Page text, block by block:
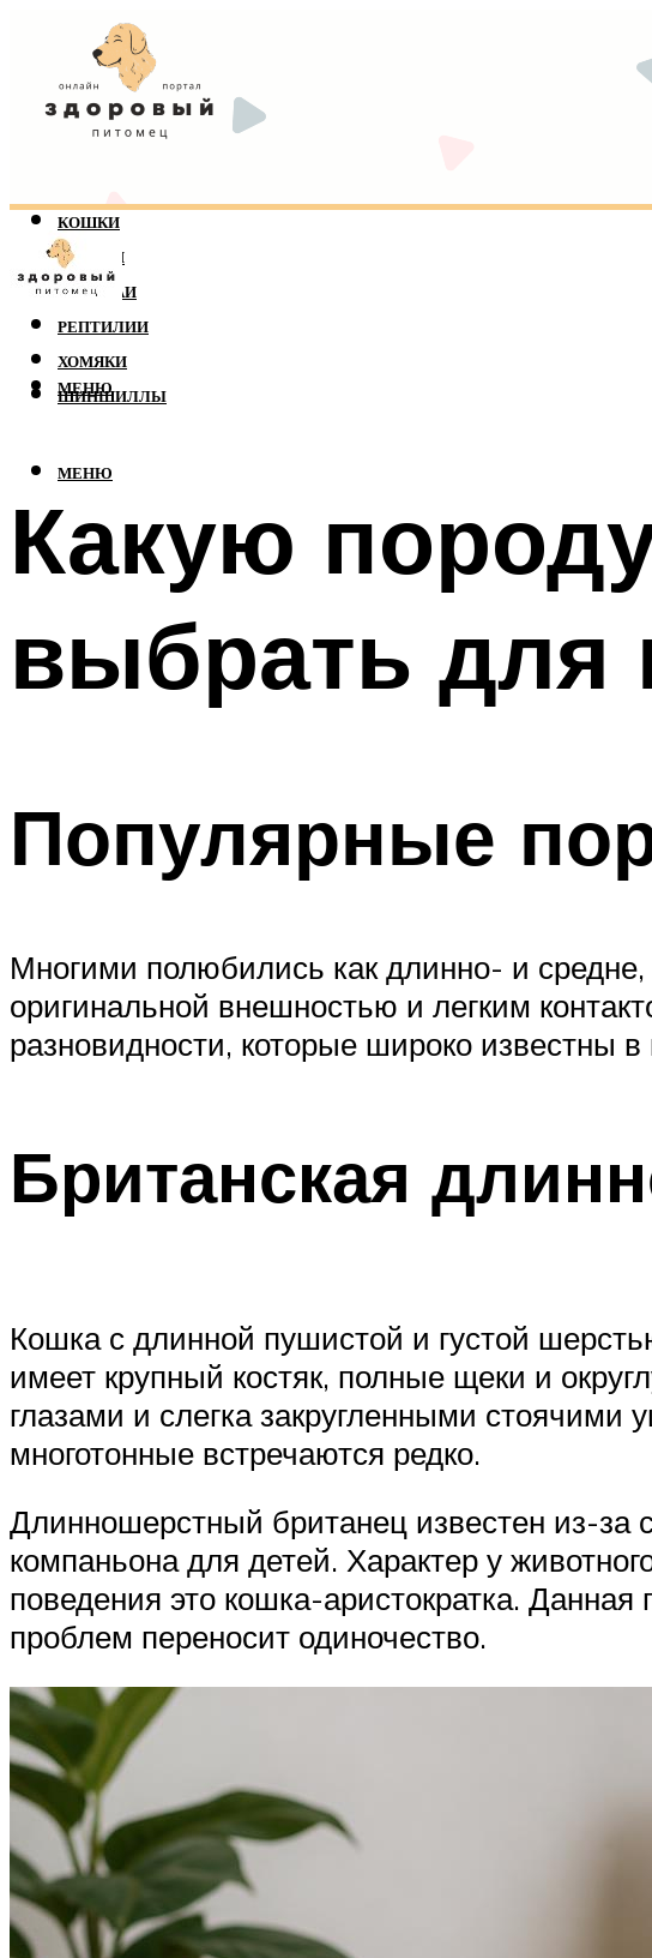
КОШКИ
СОБАКИ
ПОПУГАИ
РЕПТИЛИИ
ХОМЯКИ
ШИНШИЛЛЫ
МЕНЮ
МЕНЮ
Какую
выбрать для
Популярные
Многими полюбились как длинно- и
оригинальной внешностью и легким
разновидности, которые широко известны
Британская
Кошка с длинной пушистой и густой
имеет крупный костяк, полные щеки и
глазами и слегка закругленными
многотонные встречаются редко.
Длинношерстный британец известен из-за
компаньона для детей. Характер у
поведения это кошка-аристократка.
проблем переносит одиночество.